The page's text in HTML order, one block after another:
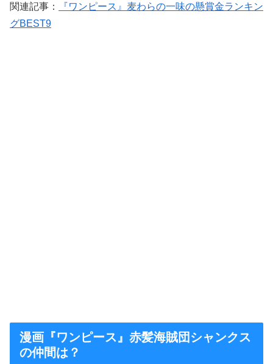
関連記事：
『ワンピース』麦わらの一味の懸賞金ランキン
グBEST9
漫画『ワンピース』赤髪海賊団シャンクス
の仲間は？